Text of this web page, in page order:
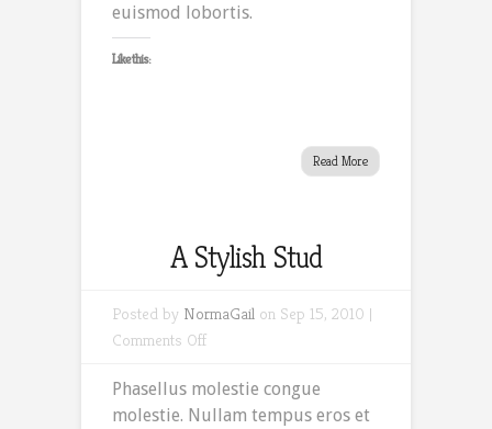
euismod lobortis.
Like this:
Read More
A Stylish Stud
Posted by NormaGail on Sep 15, 2010 |
Comments Offon
Stylish
Stud
Phasellus molestie congue
molestie. Nullam tempus eros et